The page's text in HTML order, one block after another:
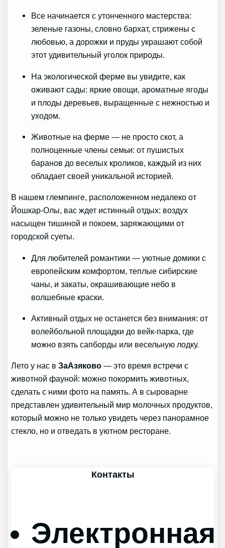
Все начинается с утонченного мастерства:
зеленые газоны, словно бархат, стрижены с
любовью, а дорожки и пруды украшают собой
этот удивительный уголок природы.
На экологической ферме вы увидите, как
оживают сады: яркие овощи, ароматные ягоды
и плоды деревьев, выращенные с нежностью и
уходом.
Животные на ферме — не просто скот, а
полноценные члены семьи: от пушистых
баранов до веселых кроликов, каждый из них
обладает своей уникальной историей.
В нашем глемпинге, расположенном недалеко от
Йошкар-Олы, вас ждет истинный отдых: воздух
насыщен тишиной и покоем, заряжающими от
городской суеты.
Для любителей романтики — уютные домики с
европейским комфортом, теплые сибирские
чаны, и закаты, окрашивающие небо в
волшебные краски.
Активный отдых не останется без внимания: от
волейбольной площадки до вейк-парка, где
можно взять сапборды или весельную лодку.
Лето у нас вЗаАзяково — это время встречи с
животной фауной: можно покормить животных,
сделать с ними фото на память. А в сыроварне
представлен удивительный мир молочных продуктов,
который можно не только увидеть через панорамное
стекло, но и отведать в уютном ресторане.
Контакты
Электронная